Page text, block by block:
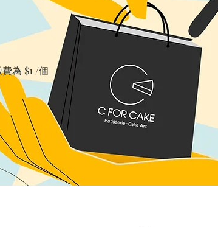
為 $1 /個